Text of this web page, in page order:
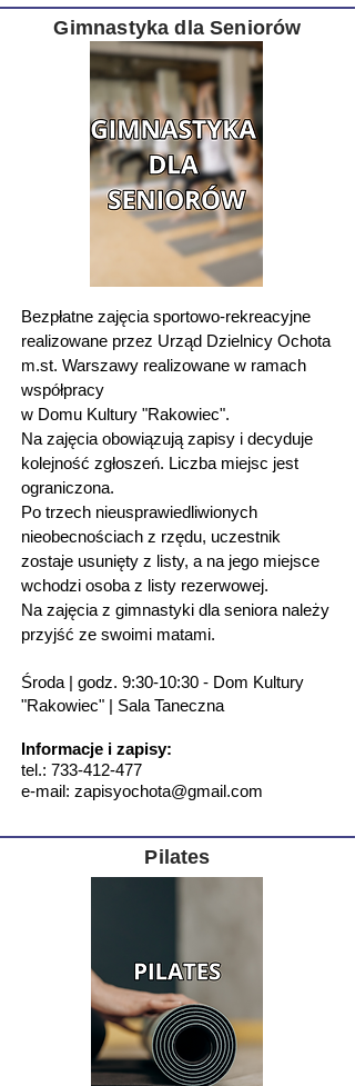
Gimnastyka dla Seniorów
Bezpłatne zajęcia sportowo-rekreacyjne
realizowane przez Urząd Dzielnicy Ochota
m.st. Warszawy realizowane w ramach
współpracy
w Domu Kultury "Rakowiec".
Na zajęcia obowiązują zapisy i decyduje
kolejność zgłoszeń. Liczba miejsc jest
ograniczona.
Po trzech nieusprawiedliwionych
nieobecnościach z rzędu, uczestnik
zostaje usunięty z listy, a na jego miejsce
wchodzi osoba z listy rezerwowej.
Na zajęcia z gimnastyki dla seniora należy
przyjść ze swoimi matami.
Środa | godz. 9:30-10:30 - Dom Kultury
"Rakowiec" | Sala Taneczna
Informacje i zapisy:
tel.: 733-412-477
e-mail: zapisyochota@gmail.com
Pilates